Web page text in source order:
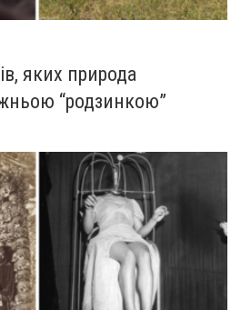
яких природа
“родзинкою”